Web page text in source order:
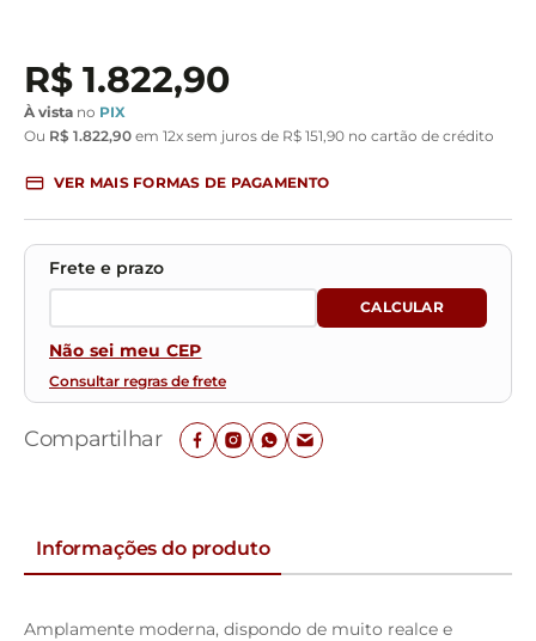
R$ 1.822,90
À vista no PIX
Ou R$ 1.822,90 em 12x sem juros de R$ 151 90 no cartão de crédito
VER MAIS FORMAS DE PAGAMENTO
Não sei meu CEP
Consultar regras de frete
Compartilhar
Informações do produto
Amplamente moderna, dispondo de muito realce e